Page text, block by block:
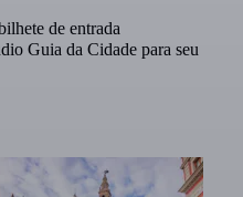
de entrada
Guia da Cidade para seu